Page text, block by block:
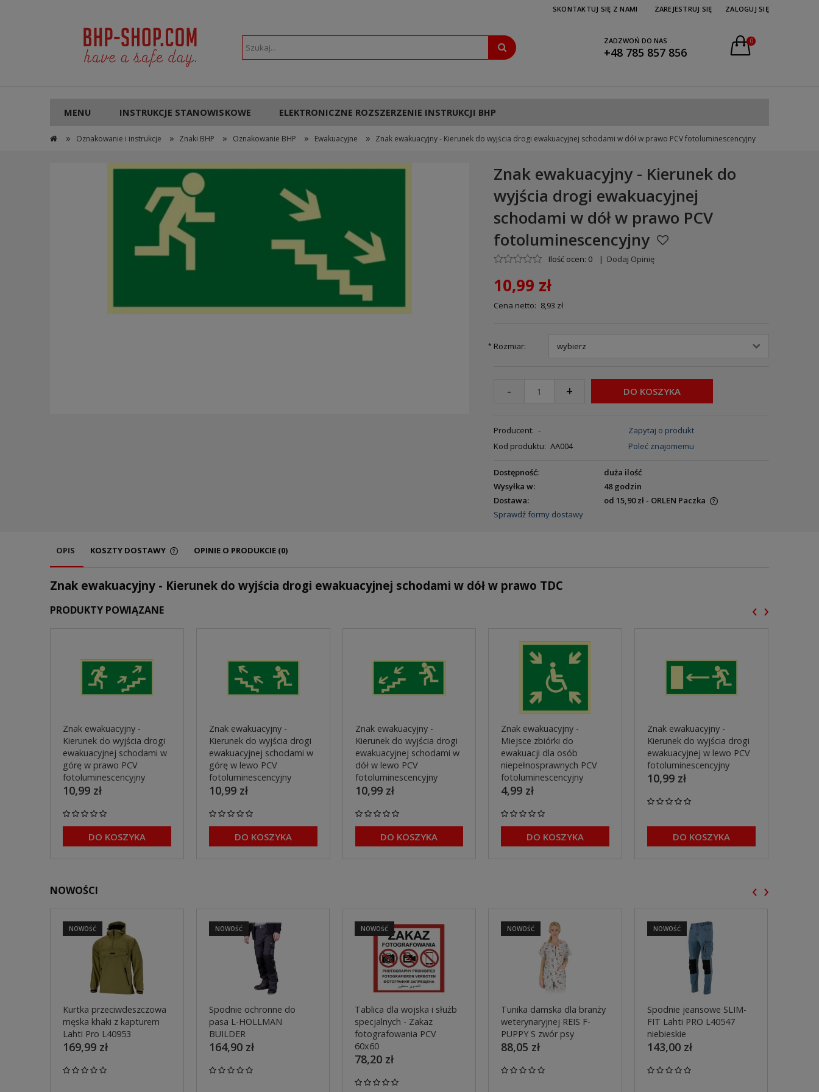
ZAREJESTRUJ SIĘ ZALOGUJ SIĘ
SKONTAKTUJ SIĘ Z NAMI
ZADZWOŃ DO NAS
+48 785 857 856
0
MENU INSTRUKCJE STANOWISKOWE ELEKTRONICZNE ROZSZERZENIE INSTRUKCJI BHP
» Oznakowanie i instrukcje » Znaki BHP » Oznakowanie BHP » Ewakuacyjne » Znak ewakuacyjny - Kierunek do wyjścia drogi ewakuacyjnej schodami w dół w prawo PCV fotoluminescencyjny
Znak ewakuacyjny - Kierunek do
wyjścia drogi ewakuacyjnej
schodami w dół w prawo PCV
fotoluminescencyjny
Ilość ocen: 0 | Dodaj Opinię
10,99 zł
Cena netto: 8,93 zł
* Rozmiar:
- + DO KOSZYKA
Producent: -
Kod produktu: AA004
Zapytaj o produkt
Poleć znajomemu
Dostępność:
duża ilość
Wysyłka w:
48 godzin
Dostawa:
od 15,90 zł - ORLEN Paczka
Sprawdź formy dostawy
OPIS KOSZTY DOSTAWY OPINIE O PRODUKCIE (0)
Znak ewakuacyjny - Kierunek do wyjścia drogi ewakuacyjnej schodami w dół w prawo TDC
PRODUKTY POWIĄZANE
Znak ewakuacyjny -
Kierunek do wyjścia drogi
ewakuacyjnej schodami w
górę w prawo PCV
fotoluminescencyjny
10,99 zł
DO KOSZYKA
Znak ewakuacyjny -
Kierunek do wyjścia drogi
ewakuacyjnej schodami w
górę w lewo PCV
fotoluminescencyjny
10,99 zł
DO KOSZYKA
Znak ewakuacyjny -
Kierunek do wyjścia drogi
ewakuacyjnej schodami w
dół w lewo PCV
fotoluminescencyjny
10,99 zł
DO KOSZYKA
Znak ewakuacyjny -
Miejsce zbiórki do
ewakuacji dla osób
niepełnosprawnych PCV
fotoluminescencyjny
4,99 zł
DO KOSZYKA
Znak ewakuacyjny -
Kierunek do wyjścia drogi
ewakuacyjnej w lewo PCV
fotoluminescencyjny
10,99 zł
DO KOSZYKA
‹ ›
NOWOŚCI
Kurtka przeciwdeszczowa
męska khaki z kapturem
Lahti Pro L40953
169,99 zł
NOWOŚĆ
Spodnie ochronne do
pasa L-HOLLMAN
BUILDER
164,90 zł
NOWOŚĆ
Tablica dla wojska i służb
specjalnych - Zakaz
fotografowania PCV
60x60
78,20 zł
NOWOŚĆ
Tunika damska dla branży
weterynaryjnej REIS F-
PUPPY S zwór psy
88,05 zł
NOWOŚĆ
Spodnie jeansowe SLIM-
FIT Lahti PRO L40547
niebieskie
143,00 zł
NOWOŚĆ
‹ ›